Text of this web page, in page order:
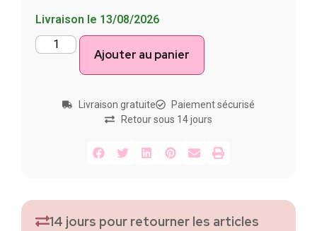
Livraison le 13/08/2026
Ajouter au panier
Livraison gratuite
Paiement sécurisé
Retour sous 14 jours
14 jours pour retourner les articles